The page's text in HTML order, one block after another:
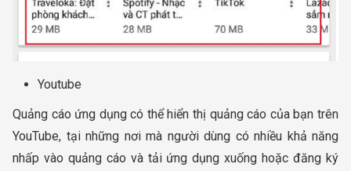
Youtube
Quảng cáo ứng dụng có thể hiển thị quảng cáo của bạn trên
YouTube, tại những nơi mà người dùng có nhiều khả năng
nhấp vào quảng cáo và tải ứng dụng xuống hoặc đăng ký